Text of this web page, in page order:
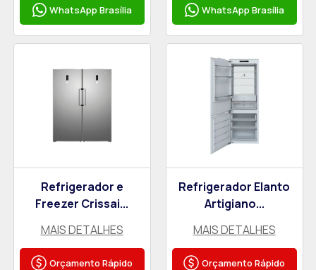
WhatsApp Brasília WhatsApp Brasília
Refrigerador e
Freezer Crissai...
MAIS DETALHES
Orçamento Rápido
Refrigerador Elanto
Artigiano...
MAIS DETALHES
Orçamento Rápido